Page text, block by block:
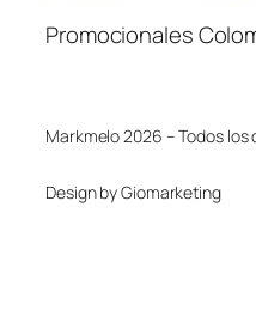
Promocionales
Markmelo 2026 – Todos
Design by Giomarketing